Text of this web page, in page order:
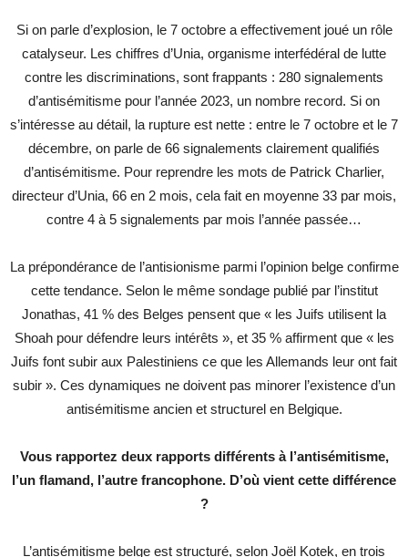
Si on parle d’explosion, le 7 octobre a effectivement joué un rôle
catalyseur. Les chiffres d’Unia, organisme interfédéral de lutte
contre les discriminations, sont frappants : 280 signalements
d’antisémitisme pour l’année 2023, un nombre record. Si on
s’intéresse au détail, la rupture est nette : entre le 7 octobre et le 7
décembre, on parle de 66 signalements clairement qualifiés
d’antisémitisme. Pour reprendre les mots de Patrick Charlier,
directeur d’Unia, 66 en 2 mois, cela fait en moyenne 33 par mois,
contre 4 à 5 signalements par mois l’année passée…
La prépondérance de l’antisionisme parmi l’opinion belge confirme
cette tendance. Selon le même sondage publié par l’institut
Jonathas, 41 % des Belges pensent que « les Juifs utilisent la
Shoah pour défendre leurs intérêts », et 35 % affirment que « les
Juifs font subir aux Palestiniens ce que les Allemands leur ont fait
subir ». Ces dynamiques ne doivent pas minorer l’existence d’un
antisémitisme ancien et structurel en Belgique.
Vous rapportez deux rapports différents à l’antisémitisme,
l’un flamand, l’autre francophone. D’où vient cette différence
?
L’antisémitisme belge est structuré, selon Joël Kotek, en trois